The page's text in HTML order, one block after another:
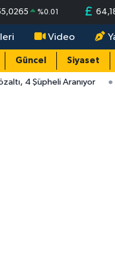
%0.01
Video
Güncel Siyaset
4 Şüpheli Aranıyor